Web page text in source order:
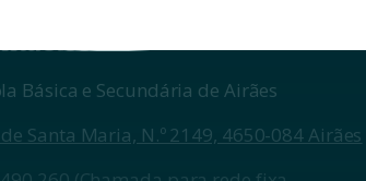
Básica e Secundária de Airães
de Santa Maria, N.º 2149, 4650-084 Airães